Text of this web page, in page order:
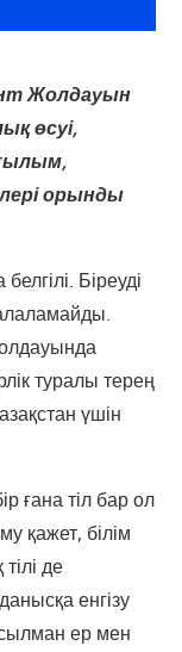
Жолдауын
өсуі,
орынды
Біреуді
туралы терең
үшін
ғана тіл бар ол
қажет, білім
де
енгізу
ер мен